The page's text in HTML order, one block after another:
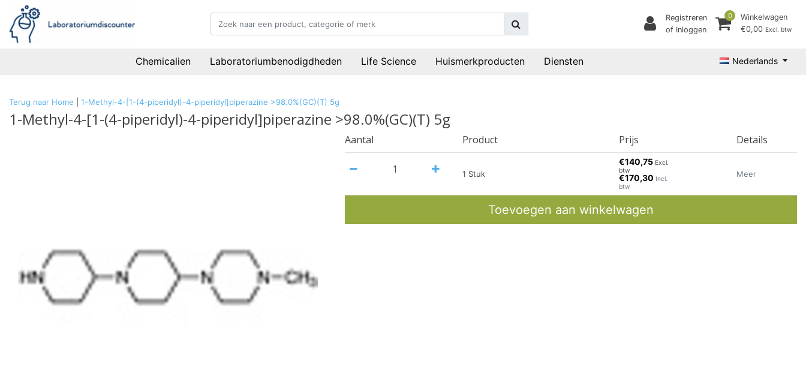
Registreren
of Inloggen
0
Winkelwagen
€0,00 Excl. btw
Chemicalien Laboratoriumbenodigdheden Life Science Huismerkproducten Diensten Nederlands
Terug naar Home 1-Methyl-4-[1-(4-piperidyl)-4-piperidyl]piperazine >98.0%(GC)(T) 5g
1-Methyl-4-[1-(4-piperidyl)-4-piperidyl]piperazine >98.0%(GC)(T) 5g
Aantal Product Prijs Details
1 Stuk
€140,75 Excl.
btw
€170,30 Incl.
btw
Meer
Toevoegen aan winkelwagen